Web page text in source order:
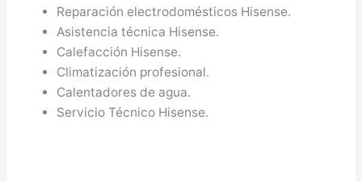
Reparación electrodomésticos Hisense.
Asistencia técnica Hisense.
Calefacción Hisense.
Climatización profesional.
Calentadores de agua.
Servicio Técnico Hisense.